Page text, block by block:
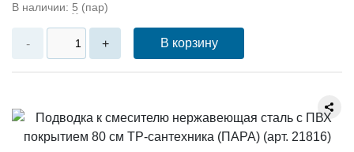
В наличии: 5 (пар)
- + В корзину